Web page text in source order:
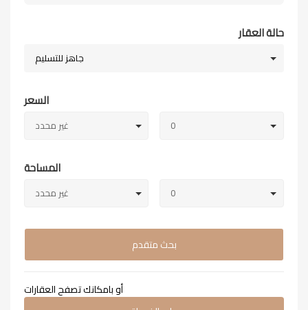
حالة العقار
جاهز للتسليم
السعر
0 غير محدد
المساحة
0 غير محدد
بحث متقدم
أو بامكانك تصفح العقارات